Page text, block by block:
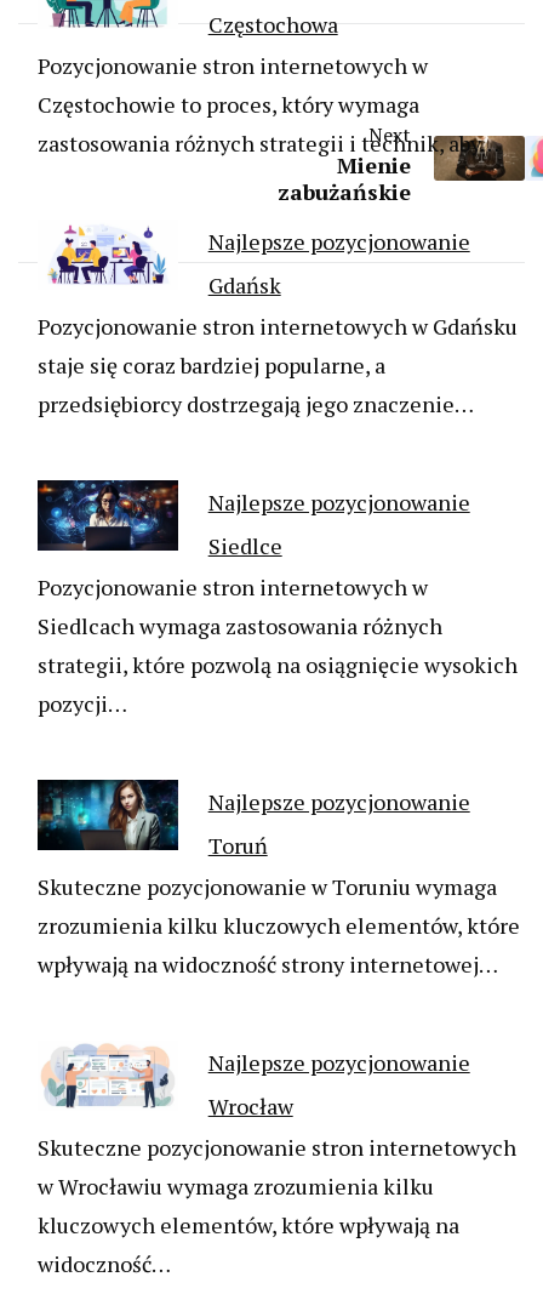
Częstochowa
Pozycjonowanie stron internetowych w
Częstochowie to proces, który wymaga
zastosowania różnych strategii i technik, aby…
Najlepsze pozycjonowanie
Gdańsk
Pozycjonowanie stron internetowych w Gdańsku
staje się coraz bardziej popularne, a
przedsiębiorcy dostrzegają jego znaczenie…
Najlepsze pozycjonowanie
Siedlce
Pozycjonowanie stron internetowych w
Siedlcach wymaga zastosowania różnych
strategii, które pozwolą na osiągnięcie wysokich
pozycji…
Najlepsze pozycjonowanie
Toruń
Skuteczne pozycjonowanie w Toruniu wymaga
zrozumienia kilku kluczowych elementów, które
wpływają na widoczność strony internetowej…
Najlepsze pozycjonowanie
Wrocław
Skuteczne pozycjonowanie stron internetowych
w Wrocławiu wymaga zrozumienia kilku
kluczowych elementów, które wpływają na
widoczność…
Next
Mienie
zabużańskie